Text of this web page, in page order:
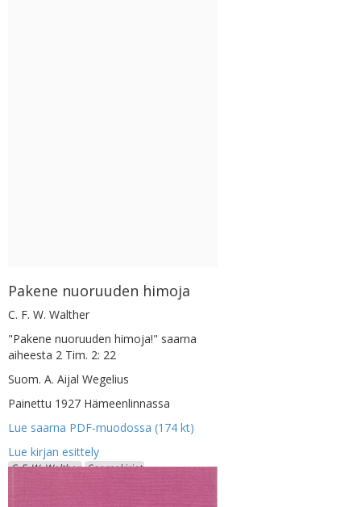
Pakene nuoruuden himoja
C. F. W. Walther
"Pakene nuoruuden himoja!" saarna
aiheesta 2 Tim. 2: 22
Suom. A. Aijal Wegelius
Painettu 1927 Hämeenlinnassa
Lue saarna PDF-muodossa (174 kt)
C. F. W. Walther Saarnakirjat